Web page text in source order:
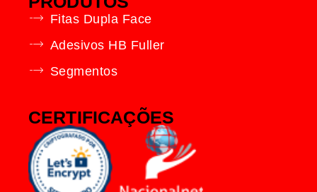
Fitas Dupla Face
Adesivos HB Fuller
Segmentos
CERTIFICAÇÕES